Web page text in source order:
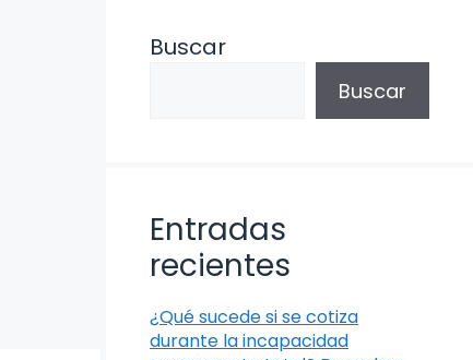
Buscar
Buscar
Entradas
recientes
¿Qué sucede si se cotiza
durante la incapacidad